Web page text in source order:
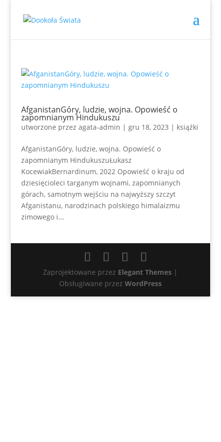
AfganistanGóry, ludzie, wojna. Opowieść o
zapomnianym Hindukuszu
utworzone przez agata-admin | gru 18, 2023 | książki
AfganistanGóry, ludzie, wojna. Opowieść o
zapomnianym HindukuszuŁukasz
KocewiakBernardinum, 2022 Opowieść o kraju od
dziesięcioleci targanym wojnami, zapomnianych
górach, samotnym wejściu na najwyższy szczyt
Afganistanu, narodzinach polskiego himalaizmu
zimowego i...
Zaprojektowane przez Elegant Themes |
Obsługiwane przez WordPress